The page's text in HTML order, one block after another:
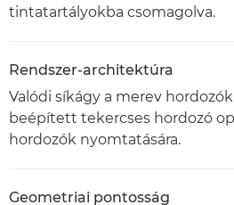
tintatartályokba csomagolva.
Rendszer-architektúra
Valódi síkágy a merev
beépített tekercses hordozó
hordozók nyomtatására.
Geometriai pontosság